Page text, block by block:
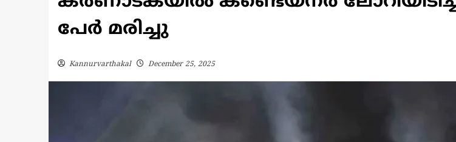
പേർ മരിച്ചു
Kannurvarthakal December 25, 2025